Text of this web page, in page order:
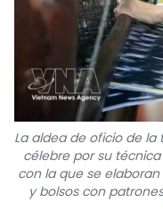
La aldea de oficio de la
célebre por su
con la que se
y bolsos con